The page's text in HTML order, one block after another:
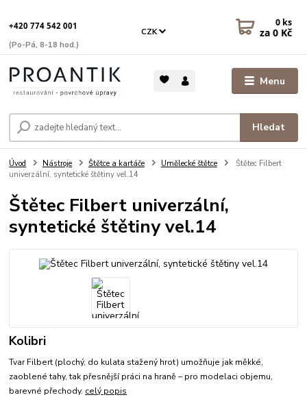
Menu
CZK
Hledat
+420 774 542 001
(Po-Pá, 8-18 hod.)
0 ks
za 0 Kč
Úvod Nástroje Štětce a kartáče Umělecké štětce
Štětec Filbert
univerzální, syntetické štětiny vel.14
Štětec Filbert univerzální,
syntetické štětiny vel.14
Kolibri
Tvar Filbert (plochý, do kulata stažený hrot) umožňuje jak měkké,
zaoblené tahy, tak přesnější práci na hraně – pro modelaci objemu,
barevné přechody. celý popis